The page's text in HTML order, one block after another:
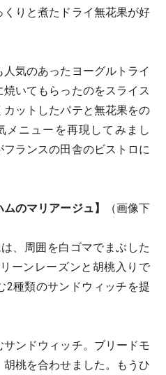
りと煮たドライ無花果が好
気のあったヨーグルトライ
いてもらったのをスライス
ットしたパテと無花果をの
メニューを再現してみまし
ランスの田舎のビストロに
のマリアージュ】
（画像下
、周囲を白ゴマでまぶした
ーンレーズンと胡桃入りで
2種類のサンドウィッチを提
ンドウィッチ。ブリードモ
桃を合わせました。もうひ